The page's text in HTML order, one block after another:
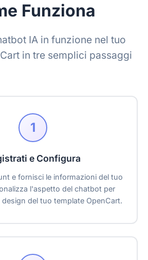
Funziona
IA in funzione nel tuo
in tre semplici passaggi
1
e Configura
e fornisci le informazioni del tuo
l'aspetto del chatbot per
del tuo template OpenCart.